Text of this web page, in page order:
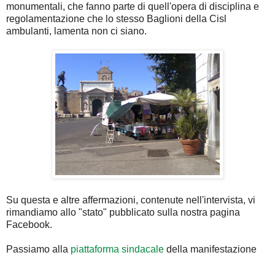
monumentali, che fanno parte di quell'opera di disciplina e
regolamentazione che lo stesso Baglioni della Cisl
ambulanti, lamenta non ci siano.
Su questa e altre affermazioni, contenute nell'intervista, vi
rimandiamo allo "stato" pubblicato sulla nostra pagina
Facebook.
Passiamo alla piattaforma sindacale della manifestazione